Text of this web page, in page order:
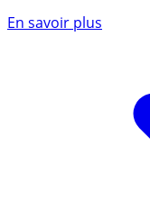
En savoir plus